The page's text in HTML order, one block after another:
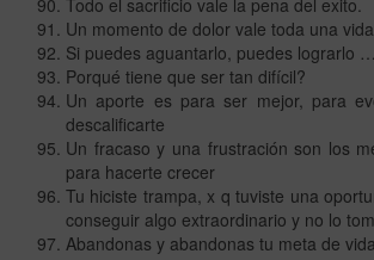
Un momento de dolor vale toda una
Si puedes aguantarlo, puedes lograrlo …
Porqué tiene que ser tan difícil?
Un aporte es para ser mejor, para
descalificarte
Un fracaso y una frustración son los
para hacerte crecer
Tu hiciste trampa, x q tuviste una
conseguir algo extraordinario y no lo
Abandonas y abandonas tu meta de